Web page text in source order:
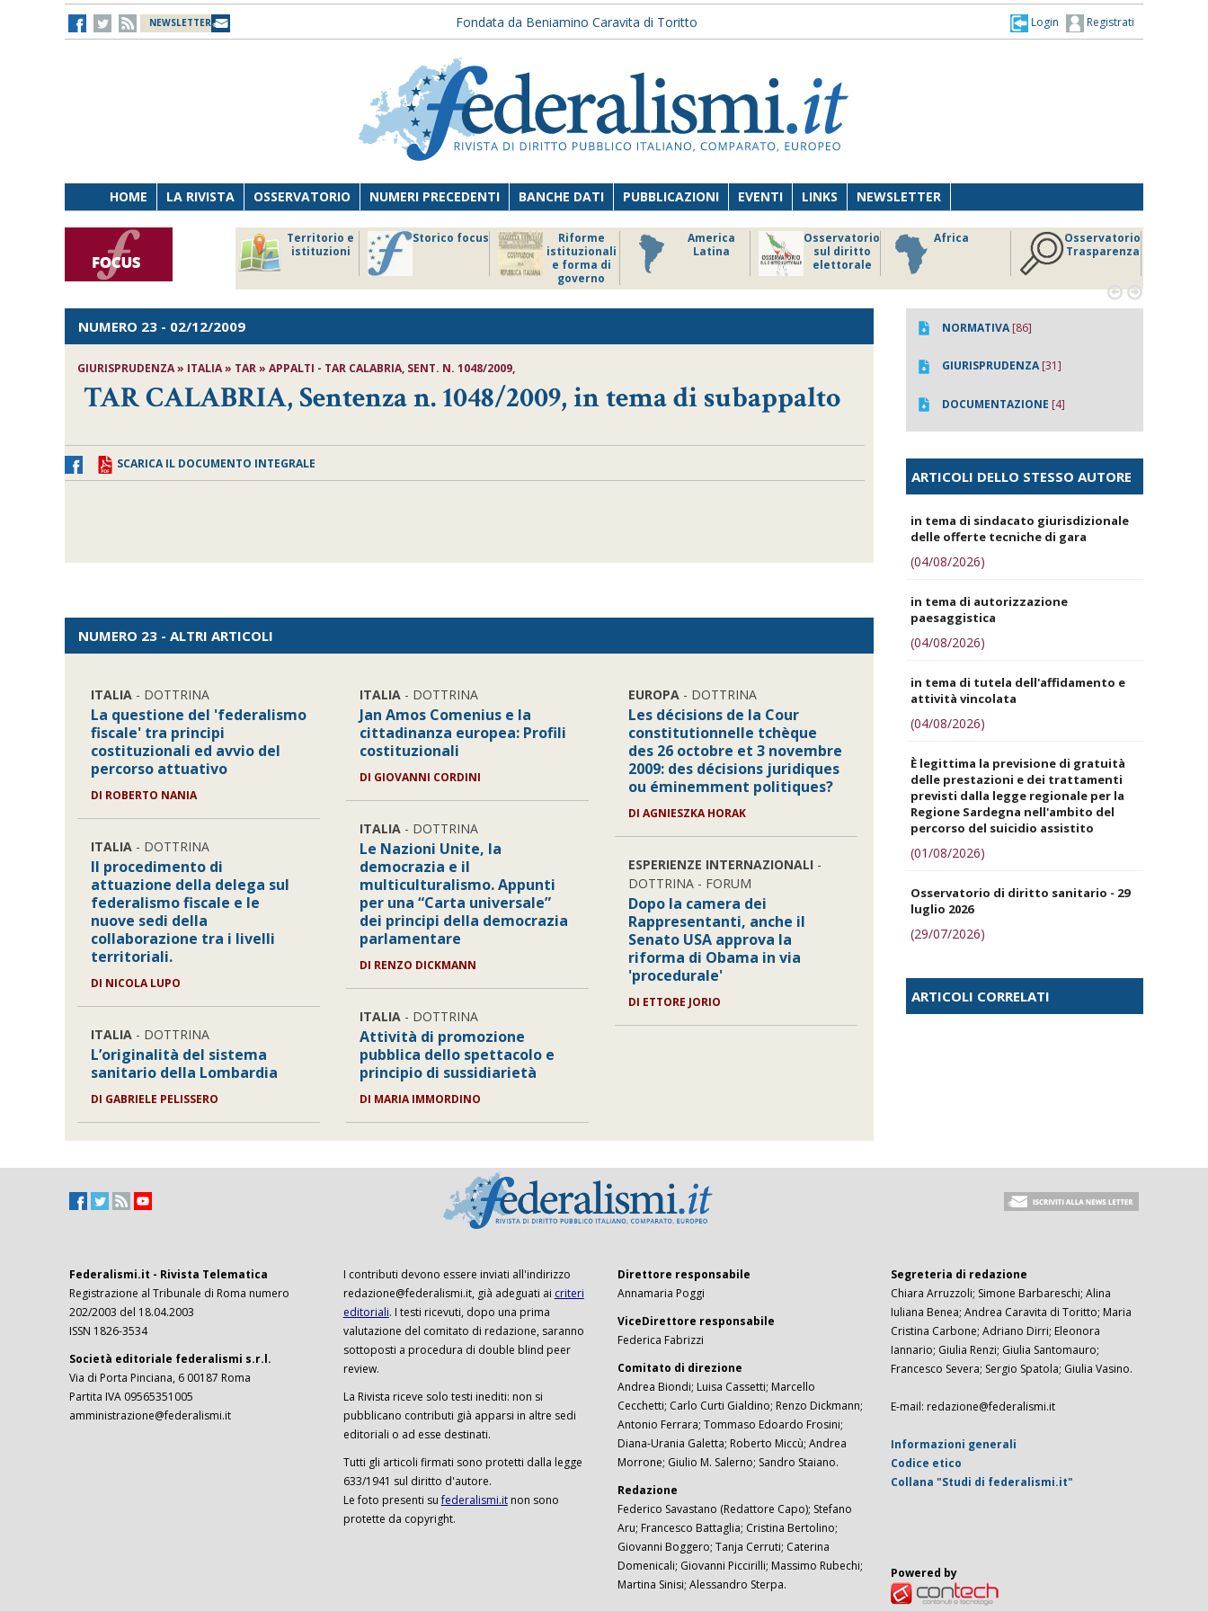
NEWSLETTER Fondata da Beniamino Caravita di Toritto Registrati
Login
HOME LA RIVISTA OSSERVATORIO NUMERI PRECEDENTI BANCHE DATI PUBBLICAZIONI EVENTI LINKS NEWSLETTER
Territorio e
istituzioni
Storico focus
Riforme
istituzionali
e forma di
governo
America
Latina
Osservatorio
sul diritto
elettorale
Africa
Osservatorio
Trasparenza
 
NUMERO 23 - 02/12/2009
GIURISPRUDENZA » ITALIA » TAR » APPALTI - TAR CALABRIA, SENT. N. 1048/2009,
TAR CALABRIA, Sentenza n. 1048/2009, in tema di subappalto
SCARICA IL DOCUMENTO INTEGRALE
NUMERO 23 - ALTRI ARTICOLI
ITALIA - DOTTRINA
La questione del 'federalismo
fiscale' tra principi
costituzionali ed avvio del
percorso attuativo
DI ROBERTO NANIA
ITALIA - DOTTRINA
Il procedimento di
attuazione della delega sul
federalismo fiscale e le
nuove sedi della
collaborazione tra i livelli
territoriali.
DI NICOLA LUPO
ITALIA - DOTTRINA
L’originalità del sistema
sanitario della Lombardia
DI GABRIELE PELISSERO
ITALIA - DOTTRINA
Jan Amos Comenius e la
cittadinanza europea: Profili
costituzionali
DI GIOVANNI CORDINI
ITALIA - DOTTRINA
Le Nazioni Unite, la
democrazia e il
multiculturalismo. Appunti
per una “Carta universale”
dei principi della democrazia
parlamentare
DI RENZO DICKMANN
ITALIA - DOTTRINA
Attività di promozione
pubblica dello spettacolo e
principio di sussidiarietà
DI MARIA IMMORDINO
EUROPA- DOTTRINA
Les décisions de la Cour
constitutionnelle tchèque
des 26 octobre et 3 novembre
2009: des décisions juridiques
ou éminemment politiques?
DI AGNIESZKA HORAK
ESPERIENZE INTERNAZIONALI -
DOTTRINA - FORUM
Dopo la camera dei
Rappresentanti, anche il
Senato USA approva la
riforma di Obama in via
'procedurale'
DI ETTORE JORIO
NORMATIVA[86]
GIURISPRUDENZA[31]
DOCUMENTAZIONE [4]
ARTICOLI DELLO STESSO AUTORE
in tema di sindacato giurisdizionale
delle offerte tecniche di gara
(04/08/2026)
in tema di autorizzazione
paesaggistica
(04/08/2026)
in tema di tutela dell'affidamento e
attività vincolata
(04/08/2026)
È legittima la previsione di gratuità
delle prestazioni e dei trattamenti
previsti dalla legge regionale per la
Regione Sardegna nell'ambito del
percorso del suicidio assistito
(01/08/2026)
Osservatorio di diritto sanitario - 29
luglio 2026
(29/07/2026)
ARTICOLI CORRELATI
Federalismi.it - Rivista Telematica
Registrazione al Tribunale di Roma numero
202/2003 del 18.04.2003
ISSN 1826-3534
Società editoriale federalismi s.r.l.
Via di Porta Pinciana, 6 00187 Roma
Partita IVA 09565351005
amministrazione@federalismi.it
I contributi devono essere inviati all'indirizzo
redazione@federalismi.it, già adeguati ai criteri
editoriali. I testi ricevuti, dopo una prima
valutazione del comitato di redazione, saranno
sottoposti a procedura di double blind peer
review.
La Rivista riceve solo testi inediti: non si
pubblicano contributi già apparsi in altre sedi
editoriali o ad esse destinati.
Tutti gli articoli firmati sono protetti dalla legge
633/1941 sul diritto d'autore.
Le foto presenti sufederalismi.itnon sono
protette da copyright.
Direttore responsabile
Annamaria Poggi
ViceDirettore responsabile
Federica Fabrizzi
Comitato di direzione
Andrea Biondi; Luisa Cassetti; Marcello
Cecchetti; Carlo Curti Gialdino; Renzo Dickmann;
Antonio Ferrara; Tommaso Edoardo Frosini;
Diana-Urania Galetta; Roberto Miccù; Andrea
Morrone; Giulio M. Salerno; Sandro Staiano.
Redazione
Federico Savastano (Redattore Capo); Stefano
Aru; Francesco Battaglia; Cristina Bertolino;
Giovanni Boggero; Tanja Cerruti; Caterina
Domenicali; Giovanni Piccirilli; Massimo Rubechi;
Martina Sinisi; Alessandro Sterpa.
Segreteria di redazione
Chiara Arruzzoli; Simone Barbareschi; Alina
Iuliana Benea; Andrea Caravita di Toritto; Maria
Cristina Carbone; Adriano Dirri; Eleonora
Iannario; Giulia Renzi; Giulia Santomauro;
Francesco Severa; Sergio Spatola; Giulia Vasino.
E-mail: redazione@federalismi.it
Informazioni generali
Codice etico
Collana "Studi di federalismi.it"
Powered by